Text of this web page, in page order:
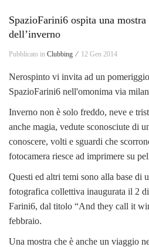
SpazioFarini6 ospita una
dell’inverno
Pubblicato in Clubbing ⁄ 12 Gen 2014
Nerospinto vi invita ad un
SpazioFarini6 nell'omonima via
Inverno non è solo freddo, neve e
anche magia, vedute sconosciute di
conoscere, volti e sguardi che
fotocamera riesce ad imprimere su
Questi ed altri temi sono alla base di
fotografica collettiva inaugurata il 2
Farini6, dal titolo “And they call it
febbraio.
Una mostra che è anche un viaggio